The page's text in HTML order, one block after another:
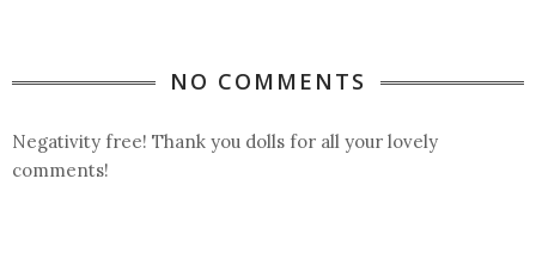
NO COMMENTS
Negativity free! Thank you dolls for all your lovely
comments!